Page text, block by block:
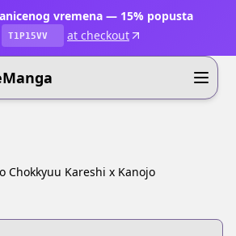
vremena — 15% popusta
T1P15VV at checkout
Chokkyuu Kareshi x Kanojo